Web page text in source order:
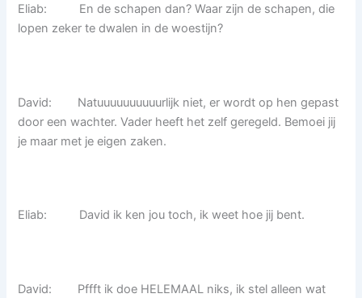
Eliab: En de schapen dan? Waar zijn de schapen, die
lopen zeker te dwalen in de woestijn?
David: Natuuuuuuuuuurlijk niet, er wordt op hen gepast
door een wachter. Vader heeft het zelf geregeld. Bemoei jij
je maar met je eigen zaken.
Eliab: David ik ken jou toch, ik weet hoe jij bent.
David: Pffft ik doe HELEMAAL niks, ik stel alleen wat